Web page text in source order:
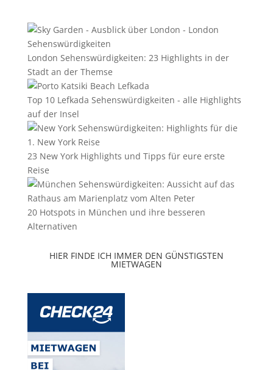
London Sehenswürdigkeiten: 23 Highlights in der
Stadt an der Themse
Top 10 Lefkada Sehenswürdigkeiten - alle Highlights
auf der Insel
23 New York Highlights und Tipps für eure erste
Reise
20 Hotspots in München und ihre besseren
Alternativen
HIER FINDE ICH IMMER DEN GÜNSTIGSTEN
MIETWAGEN